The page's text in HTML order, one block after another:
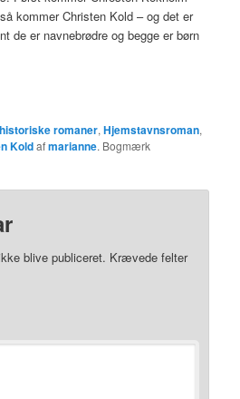
kommer Christen Kold – og det er
de er navnebrødre og begge er børn
historiske romaner,Hjemstavnsroman,
Koldafmarianne. Bogmærk
blive publiceret. Krævede felter